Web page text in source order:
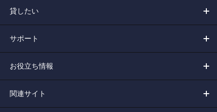
貸したい
サポート
お役立ち情報
関連サイト